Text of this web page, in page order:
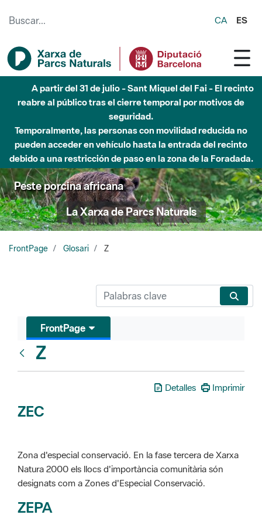
CA ES
A partir del 31 de julio - Sant Miquel del Fai - El recinto
reabre al público tras el cierre temporal por motivos de
seguridad.
Temporalmente, las personas con movilidad reducida no
pueden acceder en vehículo hasta la entrada del recinto
debido a una restricción de paso en la zona de la Foradada.
Peste porcina africana
La Xarxa de Parcs Naturals
FrontPage Glosari Z
FrontPage
Z
Detalles Imprimir
ZEC
Zona d'especial conservació. En la fase tercera de Xarxa
Natura 2000 els llocs d'importància comunitària són
designats com a Zones d'Especial Conservació.
ZEPA